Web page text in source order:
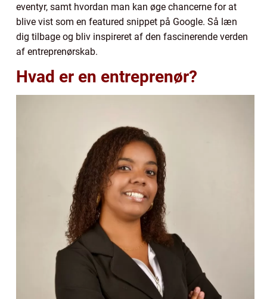
eventyr, samt hvordan man kan øge chancerne for at
blive vist som en featured snippet på Google. Så læn
dig tilbage og bliv inspireret af den fascinerende verden
af entreprenørskab.
Hvad er en entreprenør?